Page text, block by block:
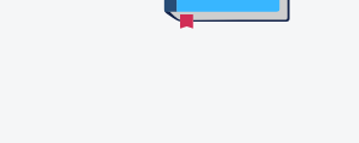
3 月 14 日（週六）